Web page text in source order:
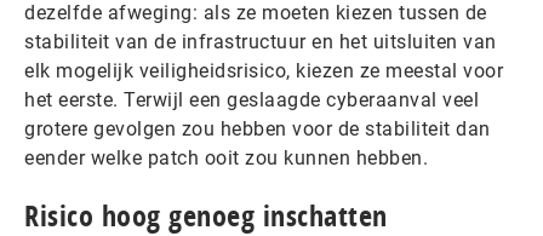
dezelfde afweging: als ze moeten kiezen tussen de
stabiliteit van de infrastructuur en het uitsluiten van
elk mogelijk veiligheidsrisico, kiezen ze meestal voor
het eerste. Terwijl een geslaagde cyberaanval veel
grotere gevolgen zou hebben voor de stabiliteit dan
eender welke patch ooit zou kunnen hebben.
Risico hoog genoeg inschatten